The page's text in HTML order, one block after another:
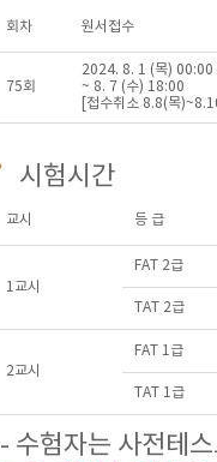
회차 원서접수
75회
2024. 8. 1 (목) 00:00
~ 8. 7 (수) 18:00
[접수취소 8.8(목
시험시간
교시 등 급
1교시
FAT 2급
TAT 2급
2교시
FAT 1급
TAT 1급
- 수험자는 사전테